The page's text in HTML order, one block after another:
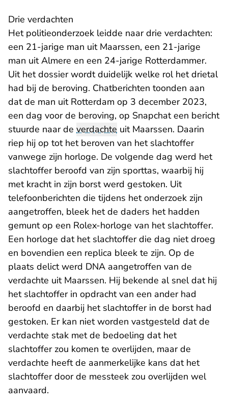
Drie verdachten
Het politieonderzoek leidde naar drie verdachten:
een 21-jarige man uit Maarssen, een 21-jarige
man uit Almere en een 24-jarige Rotterdammer.
Uit het dossier wordt duidelijk welke rol het drietal
had bij de beroving. Chatberichten toonden aan
dat de man uit Rotterdam op 3 december 2023,
een dag voor de beroving, op Snapchat een bericht
stuurde naar de verdachte uit Maarssen. Daarin
riep hij op tot het beroven van het slachtoffer
vanwege zijn horloge. De volgende dag werd het
slachtoffer beroofd van zijn sporttas, waarbij hij
met kracht in zijn borst werd gestoken. Uit
telefoonberichten die tijdens het onderzoek zijn
aangetroffen, bleek het de daders het hadden
gemunt op een Rolex-horloge van het slachtoffer.
Een horloge dat het slachtoffer die dag niet droeg
en bovendien een replica bleek te zijn. Op de
plaats delict werd DNA aangetroffen van de
verdachte uit Maarssen. Hij bekende al snel dat hij
het slachtoffer in opdracht van een ander had
beroofd en daarbij het slachtoffer in de borst had
gestoken. Er kan niet worden vastgesteld dat de
verdachte stak met de bedoeling dat het
slachtoffer zou komen te overlijden, maar de
verdachte heeft de aanmerkelijke kans dat het
slachtoffer door de messteek zou overlijden wel
aanvaard.